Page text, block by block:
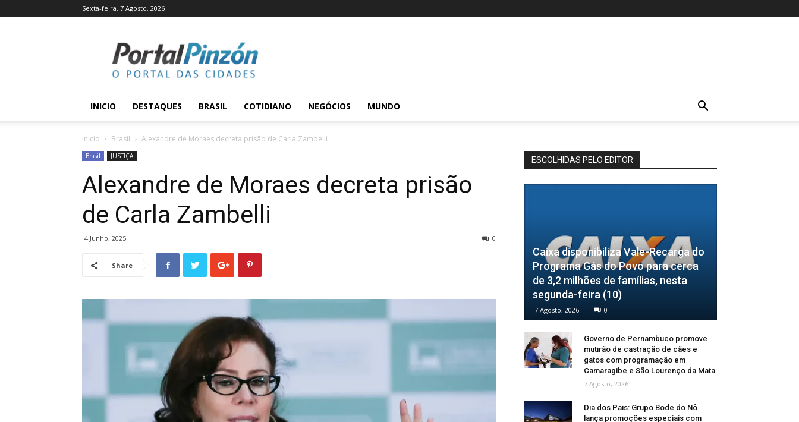
Sexta-feira, 7 Agosto, 2026
Pinzón
INICIO DESTAQUES BRASIL COTIDIANO NEGÓCIOS MUNDO
Inicio Brasil Alexandre de Moraes decreta prisão de Carla Zambelli
Brasil JUSTIÇA
Alexandre de Moraes decreta prisão
de Carla Zambelli
4 Junho, 2025 0
Share
ESCOLHIDAS PELO EDITOR
Caixa disponibiliza Vale-Recarga do
Programa Gás do Povo para cerca
de 3,2 milhões de famílias, nesta
segunda-feira (10)
7 Agosto, 2026 0
Governo de Pernambuco promove
mutirão de castração de cães e
gatos com programação em
Camaragibe e São Lourenço da Mata
7 Agosto, 2026
Dia dos Pais: Grupo Bode do Nô
lança promoções especiais com